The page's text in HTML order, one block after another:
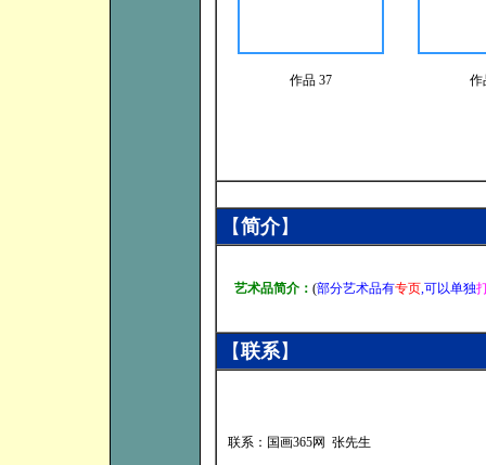
作品 37 作
【简介】
艺术品简介： (部分艺术品有专页,可以单独
【联系】
联系：国画365网 张先生